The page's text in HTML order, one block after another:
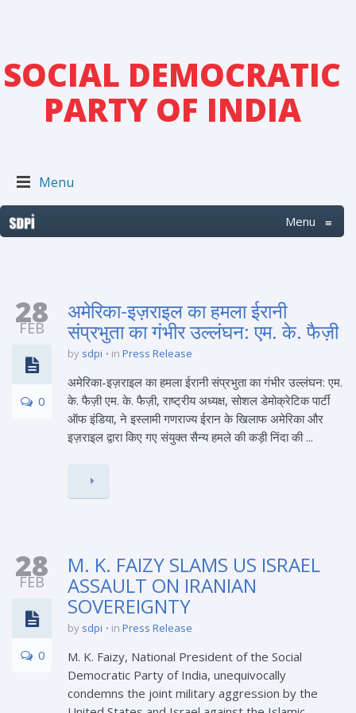
SOCIAL DEMOCRATIC
PARTY OF INDIA
Menu
Menu ≡
28
FEB
0
अमेरिका-इज़राइल का हमला ईरानी
संप्रभुता का गंभीर उल्लंघन: एम. के. फैज़ी
by sdpi in Press Release
अमेरिका-इज़राइल का हमला ईरानी संप्रभुता का गंभीर उल्लंघन: एम.
के. फैज़ी एम. के. फैज़ी, राष्ट्रीय अध्यक्ष, सोशल डेमोक्रेटिक पार्टी
ऑफ इंडिया, ने इस्लामी गणराज्य ईरान के खिलाफ अमेरिका और
इज़राइल द्वारा किए गए संयुक्त सैन्य हमले की कड़ी निंदा की ...
28
FEB
0
M. K. FAIZY SLAMS US ISRAEL
ASSAULT ON IRANIAN
SOVEREIGNTY
by sdpi in Press Release
M. K. Faizy, National President of the Social
Democratic Party of India, unequivocally
condemns the joint military aggression by the